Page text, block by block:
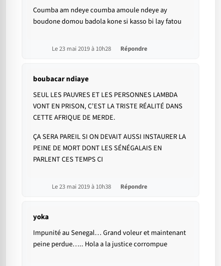
Coumba am ndeye coumba amoule ndeye ay
boudone domou badola kone si kasso bi lay fatou
Le 23 mai 2019 à 10h28 Répondre
boubacar ndiaye
SEUL LES PAUVRES ET LES PERSONNES LAMBDA
VONT EN PRISON, C’EST LA TRISTE RÉALITÉ DANS
CETTE AFRIQUE DE MERDE.
ÇA SERA PAREIL SI ON DEVAIT AUSSI INSTAURER LA
PEINE DE MORT DONT LES SÉNÉGALAIS EN
PARLENT CES TEMPS CI
Le 23 mai 2019 à 10h38 Répondre
yoka
Impunité au Senegal… Grand voleur et maintenant
peine perdue….. Hola a la justice corrompue